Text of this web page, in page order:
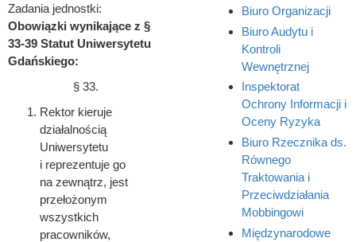
Zadania jednostki:
Obowiązki wynikające z §
33-39 Statut Uniwersytetu
Gdańskiego:
§ 33.
Rektor kieruje
działalnością
Uniwersytetu
i reprezentuje go
na zewnątrz, jest
przełożonym
wszystkich
pracowników,
Biuro Organizacji
Biuro Audytu i
Kontroli
Wewnętrznej
Inspektorat
Ochrony Informacji i
Oceny Ryzyka
Biuro Rzecznika ds.
Równego
Traktowania i
Przeciwdziałania
Mobbingowi
Międzynarodowe